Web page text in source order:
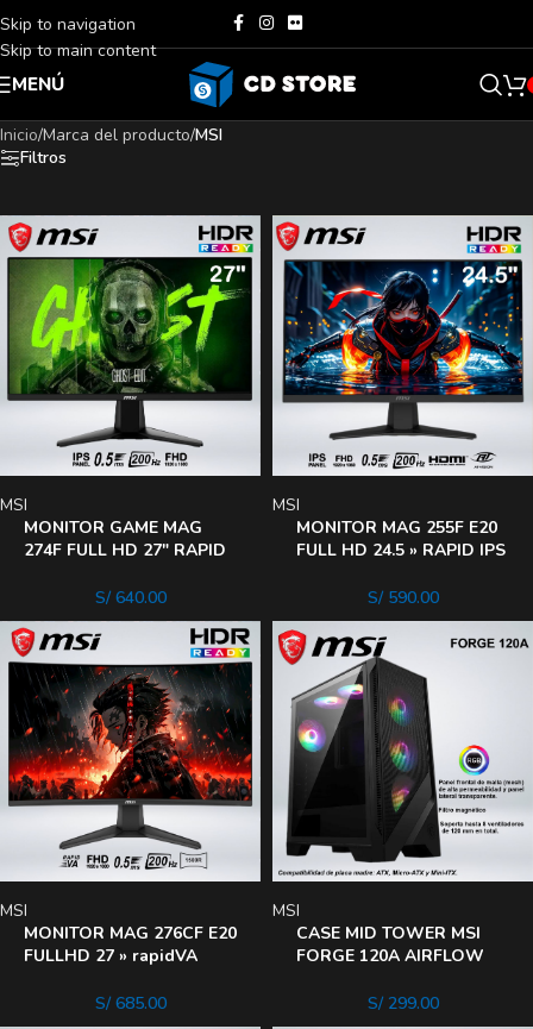
Skip to navigation
Skip to main content
MENÚ
Inicio/Marca del producto/MSI
Filtros
MONITOR GAME MAG
274F FULL HD 27″ RAPID
MSI
S/640.00
MONITOR MAG 255F E20
FULL HD 24.5 » RAPID IPS
MSI
S/590.00
MONITOR MAG 276CF E20
FULLHD 27 » rapidVA
MSI
S/685.00
CASE MID TOWER MSI
FORGE 120A AIRFLOW
MSI
S/299.00